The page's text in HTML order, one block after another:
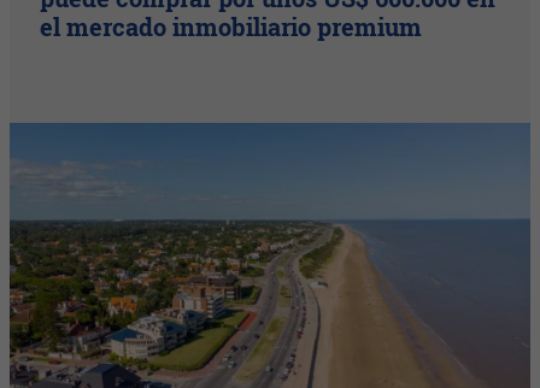
el mercado inmobiliario premium